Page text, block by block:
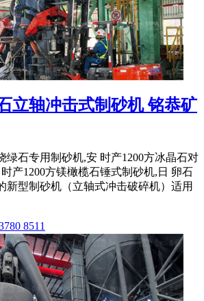
立轴冲击式制砂机 铭恭矿
绿石专用制砂机,安 时产1200方冰晶石对
产1200方镁橄榄石锤式制砂机,日 卵石
新型制砂机（立轴式冲击破碎机）适用
8511